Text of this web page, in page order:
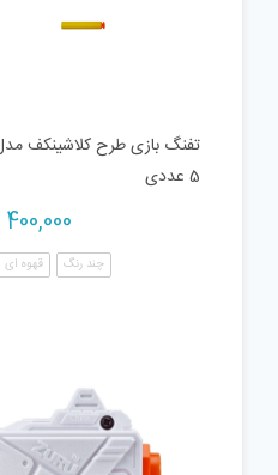
5 عددی
400,000
چند رنگ قهوه ای